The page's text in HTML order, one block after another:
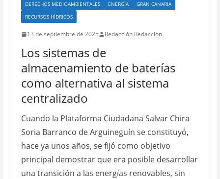
DERECHOS MEDIOAMBIENTALES
ENERGÍA
GRAN CANARIA
RECURSOS HÍDRICOS
13 de septiembre de 2025 Redacción Redacción
Los sistemas de
almacenamiento de baterías
como alternativa al sistema
centralizado
Cuando la Plataforma Ciudadana Salvar Chira
Soria Barranco de Arguineguín se constituyó,
hace ya unos años, se fijó como objetivo
principal demostrar que era posible desarrollar
una transición a las energías renovables, sin